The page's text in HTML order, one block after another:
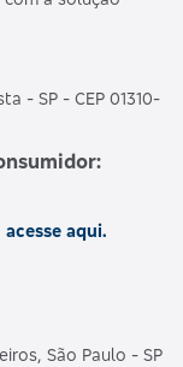
- SP - CEP 01310-
aqui.
São Paulo - SP